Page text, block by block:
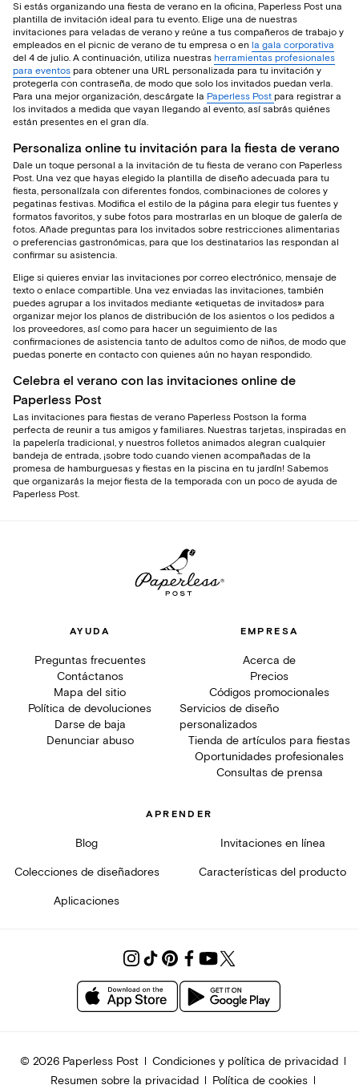
Si estás organizando una fiesta de verano en la oficina, Paperless Post una
plantilla de invitación ideal para tu evento. Elige una de nuestras
invitaciones para veladas de verano y reúne a tus compañeros de trabajo y
empleados en el picnic de verano de tu empresa o en la gala corporativa
del 4 de julio. A continuación, utiliza nuestras herramientas profesionales
para eventos para obtener una URL personalizada para tu invitación y
protegerla con contraseña, de modo que solo los invitados puedan verla.
Para una mejor organización, descárgate la Paperless Post para registrar a
los invitados a medida que vayan llegando al evento, así sabrás quiénes
están presentes en el gran día.
Personaliza online tu invitación para la fiesta de verano
Dale un toque personal a la invitación de tu fiesta de verano con Paperless
Post. Una vez que hayas elegido la plantilla de diseño adecuada para tu
fiesta, personalízala con diferentes fondos, combinaciones de colores y
pegatinas festivas. Modifica el estilo de la página para elegir tus fuentes y
formatos favoritos, y sube fotos para mostrarlas en un bloque de galería de
fotos. Añade preguntas para los invitados sobre restricciones alimentarias
o preferencias gastronómicas, para que los destinatarios las respondan al
confirmar su asistencia.
Elige si quieres enviar las invitaciones por correo electrónico, mensaje de
texto o enlace compartible. Una vez enviadas las invitaciones, también
puedes agrupar a los invitados mediante «etiquetas de invitados» para
organizar mejor los planos de distribución de los asientos o los pedidos a
los proveedores, así como para hacer un seguimiento de las
confirmaciones de asistencia tanto de adultos como de niños, de modo que
puedas ponerte en contacto con quienes aún no hayan respondido.
Celebra el verano con las invitaciones online de
Paperless Post
Las invitaciones para fiestas de verano Paperless Postson la forma
perfecta de reunir a tus amigos y familiares. Nuestras tarjetas, inspiradas en
la papelería tradicional, y nuestros folletos animados alegran cualquier
bandeja de entrada, ¡sobre todo cuando vienen acompañadas de la
promesa de hamburguesas y fiestas en la piscina en tu jardín! Sabemos
que organizarás la mejor fiesta de la temporada con un poco de ayuda de
Paperless Post.
AYUDA
Preguntas frecuentes
Contáctanos
Mapa del sitio
Política de devoluciones
Darse de baja
Denunciar abuso
EMPRESA
Acerca de
Precios
Códigos promocionales
Servicios de diseño
personalizados
Tienda de artículos para fiestas
Oportunidades profesionales
Consultas de prensa
APRENDER
Blog Invitaciones en línea
Colecciones de diseñadores Características del producto
Aplicaciones
© 2026 Paperless Post
Condiciones y política de privacidad
Resumen sobre la privacidad
Política de cookies